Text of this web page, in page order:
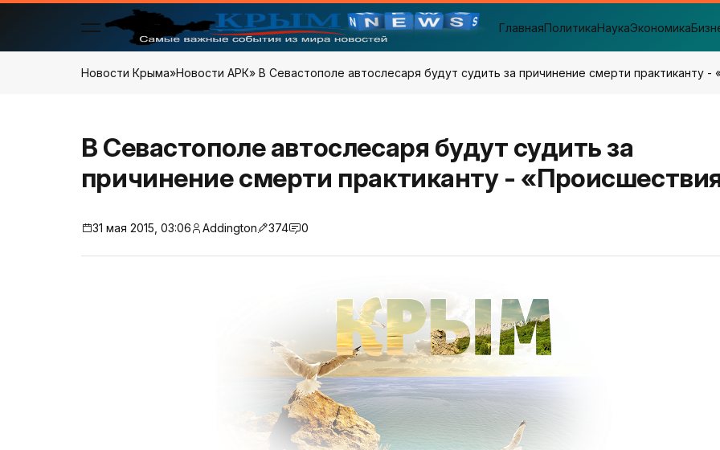
ГлавнаяПолитикаНаукаЭкономика
Новости Крыма»Новости АРК» В Севастополе автослесаря будут судить за причинение смерти практиканту -
В Севастополе автослесаря будут судить за
причинение смерти практиканту -
31 мая 2015, 03:06 Addington 374 0